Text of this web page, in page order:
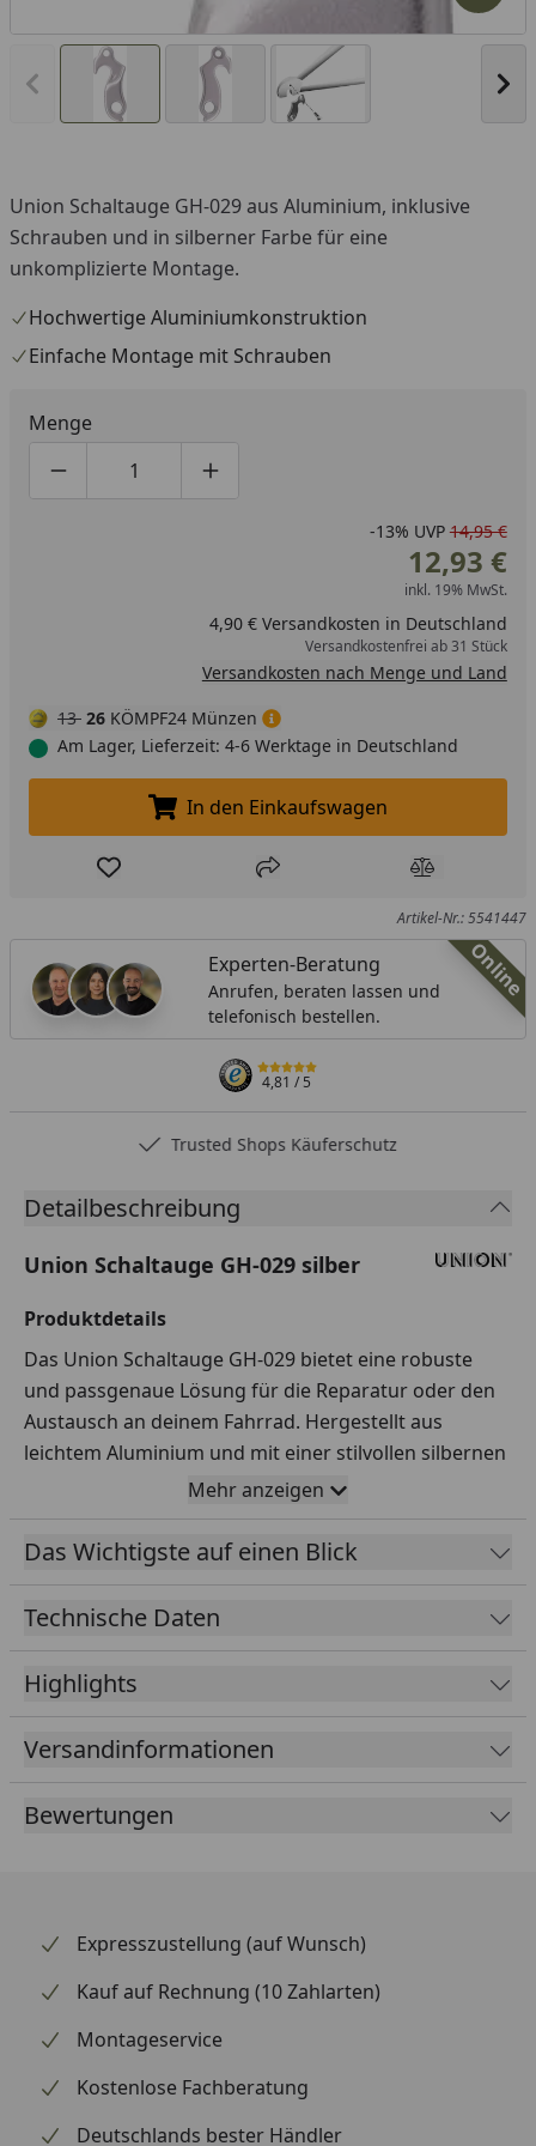
Vorheriges Bild anzeigen
Union Schaltauge GH-029 aus Aluminium, inklusive
Schrauben und in silberner Farbe für eine
unkomplizierte Montage.
Hochwertige Aluminiumkonstruktion
Einfache Montage mit Schrauben
Menge
Produktmenge um eins verringern
Produktmenge manuell eingeben
Produktmenge um eins erhöhen
-13% UVP 14,95 €
12,93 €
inkl. 19% MwSt.
4,90 € Versandkosten in Deutschland
Versandkostenfrei ab 31 Stück
Versandkosten nach Menge und Land
13 26 KÖMPF24 Münzen
Am Lager, Lieferzeit: 4-6 Werktage in Deutschland
In den Einkaufswagen legen
In den Einkaufswagen
Produkt zur Wunschliste hinzufügen
Teilen Produkt
Artikel-Nr.: 5541447
Online
Experten-Beratung
Anrufen, beraten lassen und
telefonisch bestellen.
4,81/ 5
Trusted Shops Käuferschutz
Detailbeschreibung
Union Schaltauge GH-029 silber
Produktdetails
Das Union Schaltauge GH-029 bietet eine robuste
und passgenaue Lösung für die Reparatur oder den
Austausch an deinem Fahrrad. Hergestellt aus
leichtem Aluminium und mit einer stilvollen silbernen
Oberfläche versehen.
Kompatibilität
Speziell entwickelt für Fahrräder, die mit dem
Mehr anzeigen
Das Wichtigste auf einen Blick
Technische Daten
Highlights
Versandinformationen
Bewertungen
Expresszustellung (auf Wunsch)
Kauf auf Rechnung (10 Zahlarten)
Montageservice
Kostenlose Fachberatung
Deutschlands bester Händler